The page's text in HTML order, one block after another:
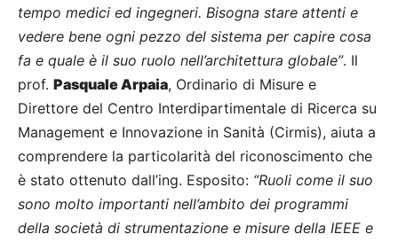
tempo medici ed ingegneri. Bisogna stare attenti e
vedere bene ogni pezzo del sistema per capire cosa
fa e quale è il suo ruolo nell’architettura globale”. Il
prof. Pasquale Arpaia, Ordinario di Misure e
Direttore del Centro Interdipartimentale di Ricerca su
Management e Innovazione in Sanità (Cirmis), aiuta a
comprendere la particolarità del riconoscimento che
è stato ottenuto dall’ing. Esposito: “Ruoli come il suo
sono molto importanti nell’ambito dei programmi
della società di strumentazione e misure della IEEE e